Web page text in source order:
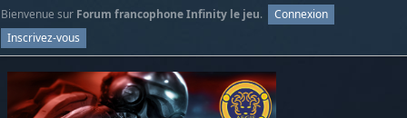
Bienvenue sur Forum francophone Infinity le jeu.
Connexion
Inscrivez-vous